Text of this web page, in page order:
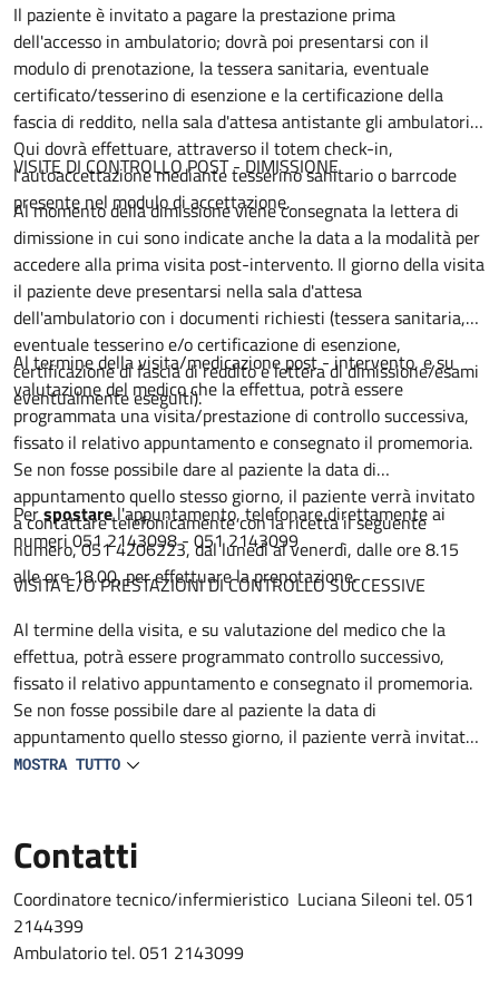
Il paziente è invitato a pagare la prestazione prima
dell'accesso in ambulatorio; dovrà poi presentarsi con il
modulo di prenotazione, la tessera sanitaria, eventuale
certificato/tesserino di esenzione e la certificazione della
fascia di reddito, nella sala d'attesa antistante gli ambulatori.
Qui dovrà effettuare, attraverso il totem check-in,
l'autoaccettazione mediante tesserino sanitario o barrcode
presente nel modulo di accettazione.
VISITE DI CONTROLLO POST - DIMISSIONE
Al momento della dimissione viene consegnata la lettera di
dimissione in cui sono indicate anche la data a la modalità per
accedere alla prima visita post-intervento. Il giorno della visita
il paziente deve presentarsi nella sala d'attesa
dell'ambulatorio con i documenti richiesti (tessera sanitaria,
eventuale tesserino e/o certificazione di esenzione,
certificazione di fascia di reddito e lettera di dimissione/esami
eventualmente eseguiti).
Al termine della visita/medicazione post - intervento, e su
valutazione del medico che la effettua, potrà essere
programmata una visita/prestazione di controllo successiva,
fissato il relativo appuntamento e consegnato il promemoria.
Se non fosse possibile dare al paziente la data di
appuntamento quello stesso giorno, il paziente verrà invitato
a contattare telefonicamente con la ricetta il seguente
numero, 051 4206223, dal lunedì al venerdì, dalle ore 8.15
alle ore 18.00, per effettuare la prenotazione.
Perspostarel'appuntamento, telefonare direttamente ai
numeri 051 2143098 - 051 2143099
VISITA E/O PRESTAZIONI DI CONTROLLO SUCCESSIVE
Al termine della visita, e su valutazione del medico che la
effettua, potrà essere programmato controllo successivo,
fissato il relativo appuntamento e consegnato il promemoria.
Se non fosse possibile dare al paziente la data di
appuntamento quello stesso giorno, il paziente verrà invitato
a contattare telefonicamente con la ricetta il seguente
MOSTRA TUTTO
Contatti
Coordinatore tecnico/infermieristico Luciana Sileoni tel. 051
2144399
Ambulatorio tel. 051 2143099